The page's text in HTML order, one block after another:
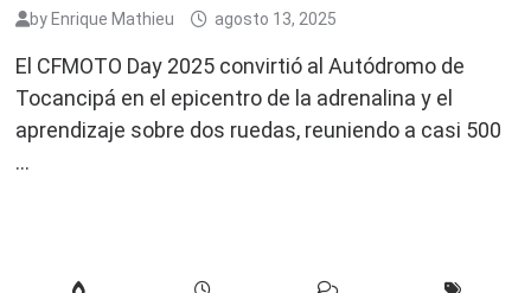
by Enrique Mathieu agosto 13, 2025
El CFMOTO Day 2025 convirtió al Autódromo de
Tocancipá en el epicentro de la adrenalina y el
aprendizaje sobre dos ruedas, reuniendo a casi 500
…